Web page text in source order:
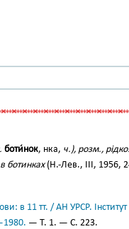
боти́нок, нка, ч.), розм.,
ботинках(Н.-Лев., III, 1956,
в 11 тт. / АН УРСР.
— Т. 1. — С. 223.